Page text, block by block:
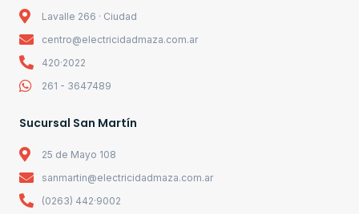
Lavalle 266 · Ciudad
centro@electricidadmaza.com.ar
420·2022
261 - 3647489
Sucursal San Martín
25 de Mayo 108
sanmartin@electricidadmaza.com.ar
(0263) 442·9002